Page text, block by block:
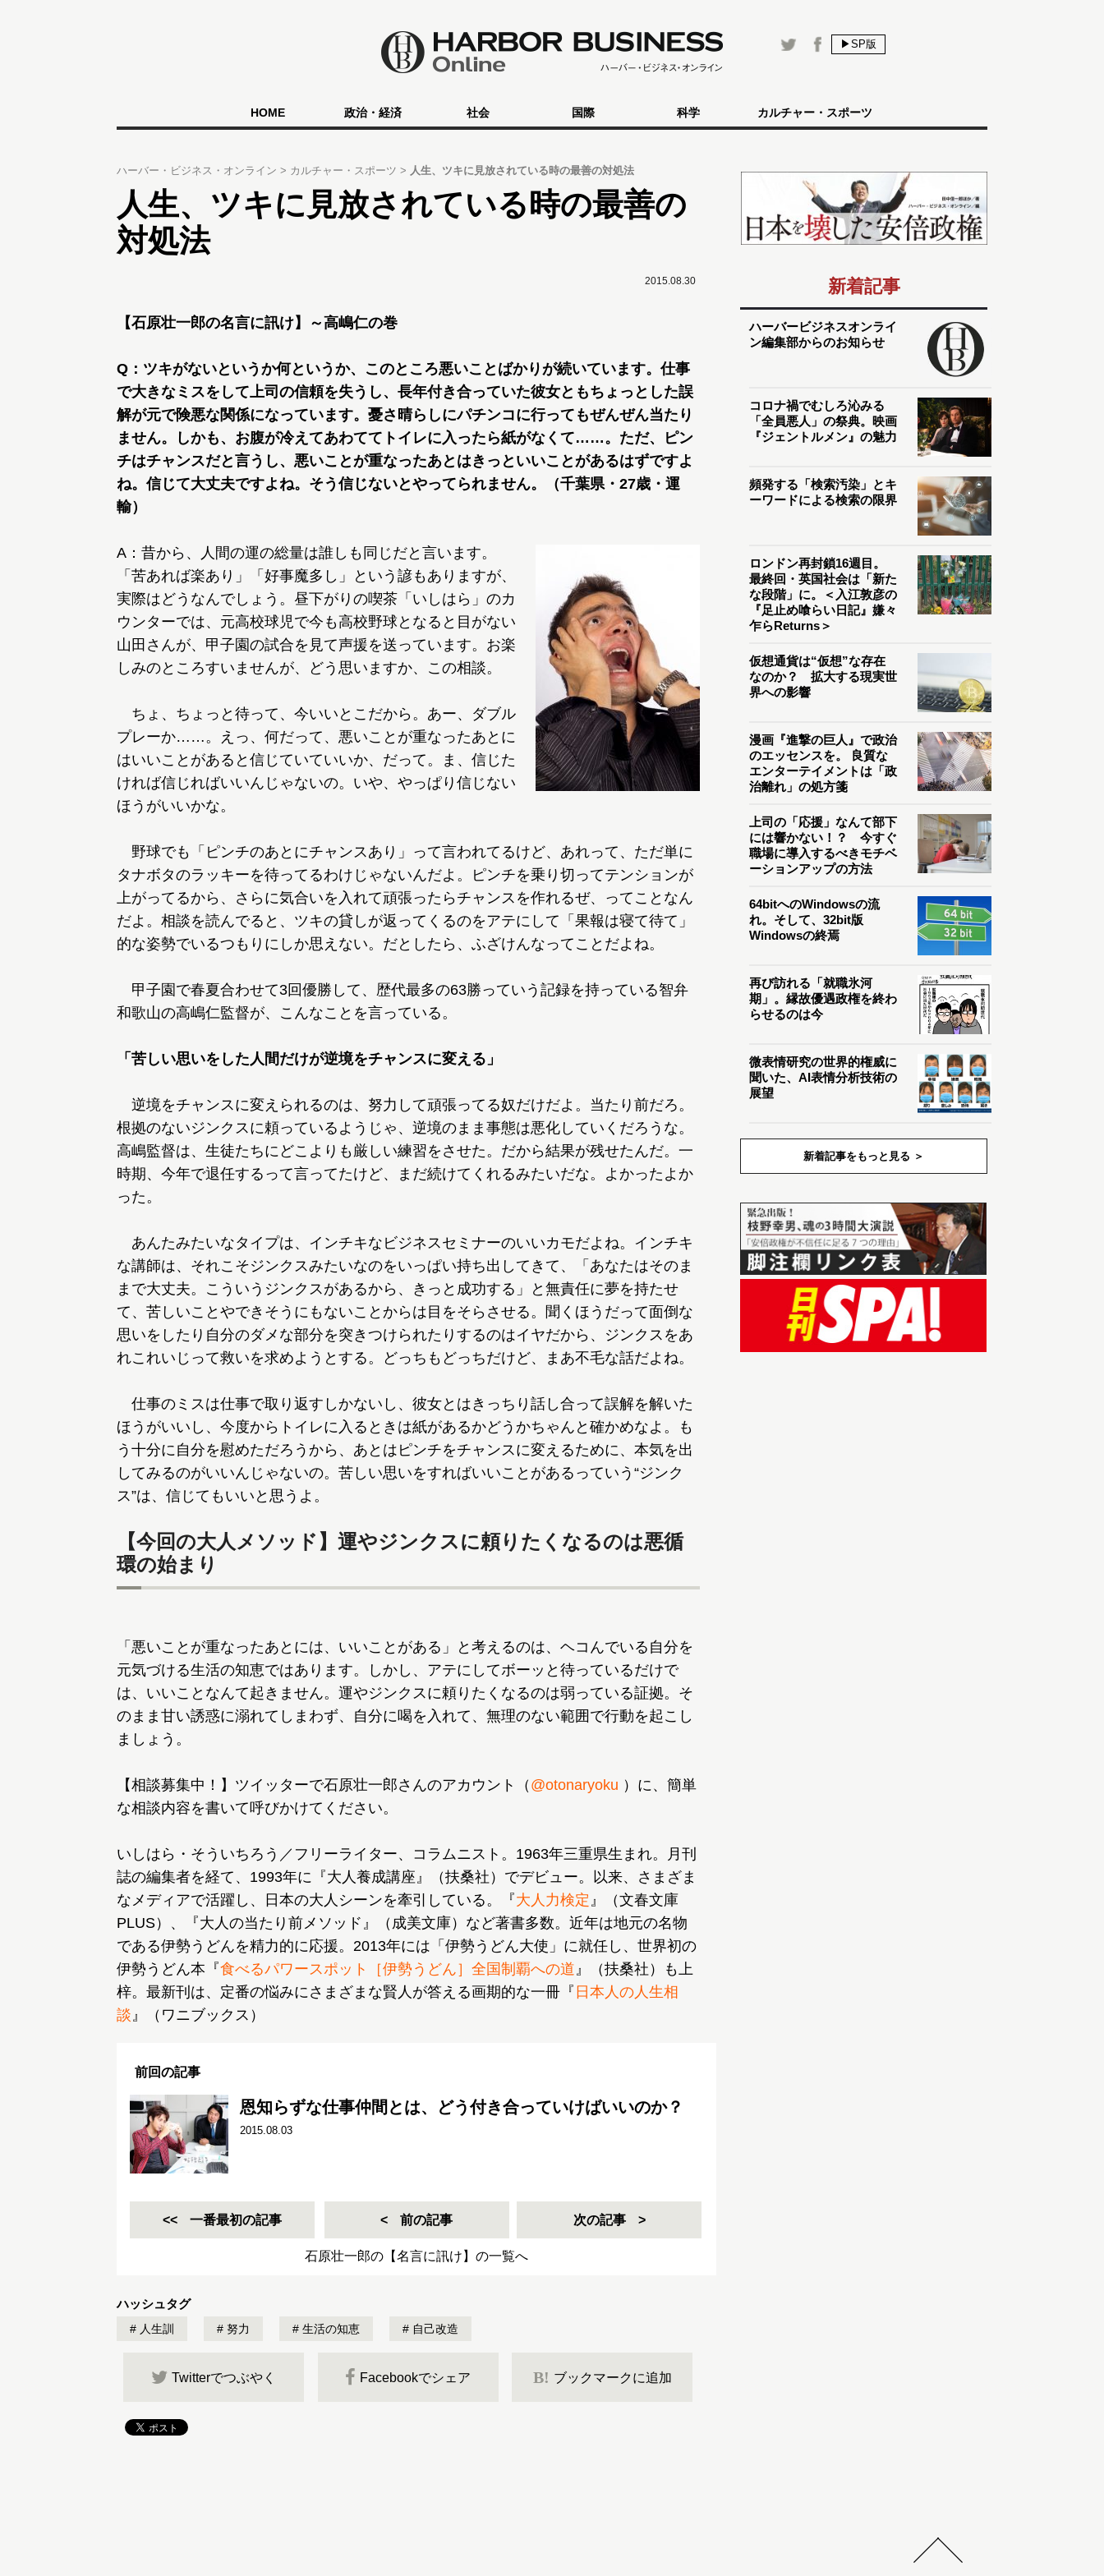
▶SP版
HOME 政治・経済 社会 国際 科学 カルチャー・スポーツ
ハーバー・ビジネス・オンライン カルチャー・スポーツ 人生、ツキに見放されている時の最善の対処法
人生、ツキに見放されている時の最善の
対処法
2015.08.30
【石原壮一郎の名言に訊け】～高嶋仁の巻
Q：ツキがないというか何というか、このところ悪いことばかりが続いています。仕事
で大きなミスをして上司の信頼を失うし、長年付き合っていた彼女ともちょっとした誤
解が元で険悪な関係になっています。憂さ晴らしにパチンコに行ってもぜんぜん当たり
ません。しかも、お腹が冷えてあわててトイレに入ったら紙がなくて……。ただ、ピン
チはチャンスだと言うし、悪いことが重なったあとはきっといいことがあるはずですよ
ね。信じて大丈夫ですよね。そう信じないとやってられません。（千葉県・27歳・運
輸）
A：昔から、人間の運の総量は誰しも同じだと言います。
「苦あれば楽あり」「好事魔多し」という諺もありますが、
実際はどうなんでしょう。昼下がりの喫茶「いしはら」のカ
ウンターでは、元高校球児で今も高校野球となると目がない
山田さんが、甲子園の試合を見て声援を送っています。お楽
しみのところすいませんが、どう思いますか、この相談。
ちょ、ちょっと待って、今いいとこだから。あー、ダブル
プレーか……。えっ、何だって、悪いことが重なったあとに
はいいことがあると信じていていいか、だって。ま、信じた
ければ信じればいいんじゃないの。いや、やっぱり信じない
ほうがいいかな。
野球でも「ピンチのあとにチャンスあり」って言われてるけど、あれって、ただ単に
タナボタのラッキーを待ってるわけじゃないんだよ。ピンチを乗り切ってテンションが
上がってるから、さらに気合いを入れて頑張ったらチャンスを作れるぜ、ってことなん
だよ。相談を読んでると、ツキの貸しが返ってくるのをアテにして「果報は寝て待て」
的な姿勢でいるつもりにしか思えない。だとしたら、ふざけんなってことだよね。
甲子園で春夏合わせて3回優勝して、歴代最多の63勝っていう記録を持っている智弁
和歌山の高嶋仁監督が、こんなことを言っている。
「苦しい思いをした人間だけが逆境をチャンスに変える」
逆境をチャンスに変えられるのは、努力して頑張ってる奴だけだよ。当たり前だろ。
根拠のないジンクスに頼っているようじゃ、逆境のまま事態は悪化していくだろうな。
高嶋監督は、生徒たちにどこよりも厳しい練習をさせた。だから結果が残せたんだ。一
時期、今年で退任するって言ってたけど、まだ続けてくれるみたいだな。よかったよか
った。
あんたみたいなタイプは、インチキなビジネスセミナーのいいカモだよね。インチキ
な講師は、それこそジンクスみたいなのをいっぱい持ち出してきて、「あなたはそのま
まで大丈夫。こういうジンクスがあるから、きっと成功する」と無責任に夢を持たせ
て、苦しいことやできそうにもないことからは目をそらさせる。聞くほうだって面倒な
思いをしたり自分のダメな部分を突きつけられたりするのはイヤだから、ジンクスをあ
れこれいじって救いを求めようとする。どっちもどっちだけど、まあ不毛な話だよね。
仕事のミスは仕事で取り返すしかないし、彼女とはきっちり話し合って誤解を解いた
ほうがいいし、今度からトイレに入るときは紙があるかどうかちゃんと確かめなよ。も
う十分に自分を慰めただろうから、あとはピンチをチャンスに変えるために、本気を出
してみるのがいいんじゃないの。苦しい思いをすればいいことがあるっていう“ジンク
ス”は、信じてもいいと思うよ。
【今回の大人メソッド】運やジンクスに頼りたくなるのは悪循
環の始まり
「悪いことが重なったあとには、いいことがある」と考えるのは、ヘコんでいる自分を
元気づける生活の知恵ではあります。しかし、アテにしてボーッと待っているだけで
は、いいことなんて起きません。運やジンクスに頼りたくなるのは弱っている証拠。そ
のまま甘い誘惑に溺れてしまわず、自分に喝を入れて、無理のない範囲で行動を起こし
ましょう。
【相談募集中！】ツイッターで石原壮一郎さんのアカウント（ @otonaryoku ）に、簡単
な相談内容を書いて呼びかけてください。
いしはら・そういちろう／フリーライター、コラムニスト。1963年三重県生まれ。月刊
誌の編集者を経て、1993年に『大人養成講座』（扶桑社）でデビュー。以来、さまざま
なメディアで活躍し、日本の大人シーンを牽引している。『大人力検定 』（文春文庫
PLUS）、『大人の当たり前メソッド』（成美文庫）など著書多数。近年は地元の名物
である伊勢うどんを精力的に応援。2013年には「伊勢うどん大使」に就任し、世界初の
伊勢うどん本『食べるパワースポット［伊勢うどん］全国制覇への道』（扶桑社）も上
梓。最新刊は、定番の悩みにさまざまな賢人が答える画期的な一冊『 日本人の人生相
談』（ワニブックス）
前回の記事
恩知らずな仕事仲間とは、どう付き合っていけばいいのか？
2015.08.03
一番最初の記事 前の記事 次の記事
石原壮一郎の【名言に訊け】の一覧へ
ハッシュタグ
人生訓 努力 生活の知恵 自己改造
Twitterでつぶやく Facebookでシェア B! ブックマークに追加
新着記事
ハーバービジネスオンライ
ン編集部からのお知らせ
コロナ禍でむしろ沁みる
「全員悪人」の祭典。映画
『ジェントルメン』の魅力
頻発する「検索汚染」とキ
ーワードによる検索の限界
ロンドン再封鎖16週目。
最終回・英国社会は「新た
な段階」に。＜入江敦彦の
『足止め喰らい日記』嫌々
乍らReturns＞
仮想通貨は“仮想”な存在
なのか？ 拡大する現実世
界への影響
漫画『進撃の巨人』で政治
のエッセンスを。 良質な
エンターテイメントは「政
治離れ」の処方箋
上司の「応援」なんて部下
には響かない！？ 今すぐ
職場に導入するべきモチベ
ーションアップの方法
64bitへのWindowsの流
れ。そして、32bit版
Windowsの終焉
再び訪れる「就職氷河
期」。縁故優遇政権を終わ
らせるのは今
微表情研究の世界的権威に
聞いた、AI表情分析技術の
展望
新着記事をもっと見る